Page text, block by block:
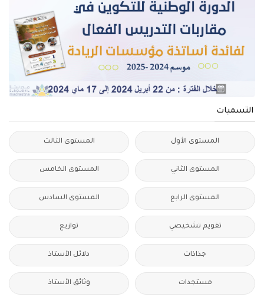
التسميات
المستوى الأول المستوى الثالث
المستوى الثاني المستوى الخامس
المستوى الرابع المستوى السادس
تقويم تشخيصي توازيع
جذاذات دلائل الأستاذ
مستجدات وثائق الأستاذ